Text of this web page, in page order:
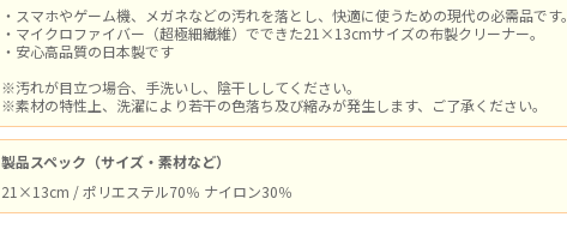
・スマホやゲーム機、メガネなどの汚れを落とし、快適に使うための現代の必需品です。
・マイクロファイバー（超極細繊維）でできた21×13cmサイズの布製クリーナー。
・安心高品質の日本製です
※汚れが目立つ場合、手洗いし、陰干ししてください。
※素材の特性上、洗濯により若干の色落ち及び縮みが発生します、ご了承ください。
製品スペック（サイズ・素材など）
21×13cm / ポリエステル70％ ナイロン30％